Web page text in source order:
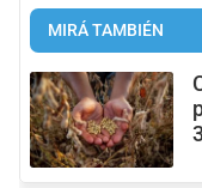
MIRÁ TAMBIÉN